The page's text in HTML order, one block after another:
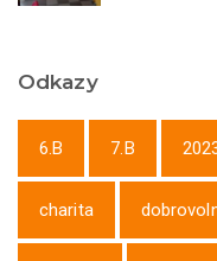
Odkazy
6.B 7.B
charita